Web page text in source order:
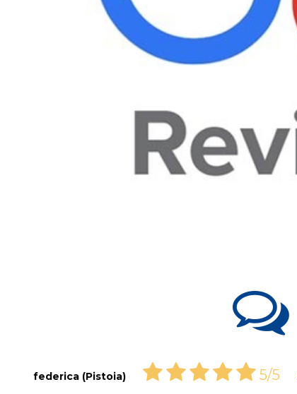
federica (Pistoia) 5/5